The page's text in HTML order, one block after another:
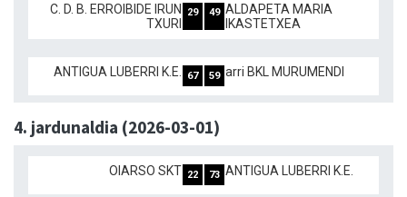
C. D. B. ERROIBIDE IRUN
TXURI
29 49 ALDAPETA MARIA
IKASTETXEA
ANTIGUA LUBERRI K.E. 67 59 arri BKL MURUMENDI
4. jardunaldia (2026-03-01)
OIARSO SKT 22 73 ANTIGUA LUBERRI K.E.